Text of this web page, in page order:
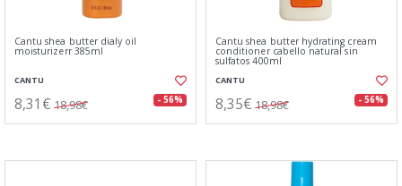
Cantu shea butter dialy oil
moisturizerr 385ml
CANTU
8,31€ 18,98€ - 56%
Cantu shea butter hydrating cream
conditioner cabello natural sin
sulfatos 400ml
CANTU
8,35€ 18,98€ - 56%